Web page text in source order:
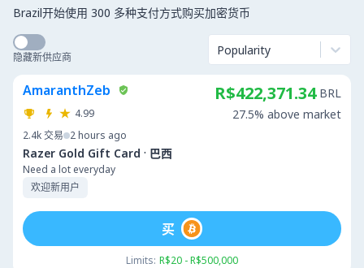
Brazil开始使用 300 多种支付方式购买加密货币
隐藏新供应商 Popularity
AmaranthZeb
4.99
2.4k交易 2 hours ago
Razer Gold Gift Card · 巴西
Need a lot everyday
欢迎新用户
R$422,371.34 BRL
27.5% above market
Limits: R$20 - R$500,000
买